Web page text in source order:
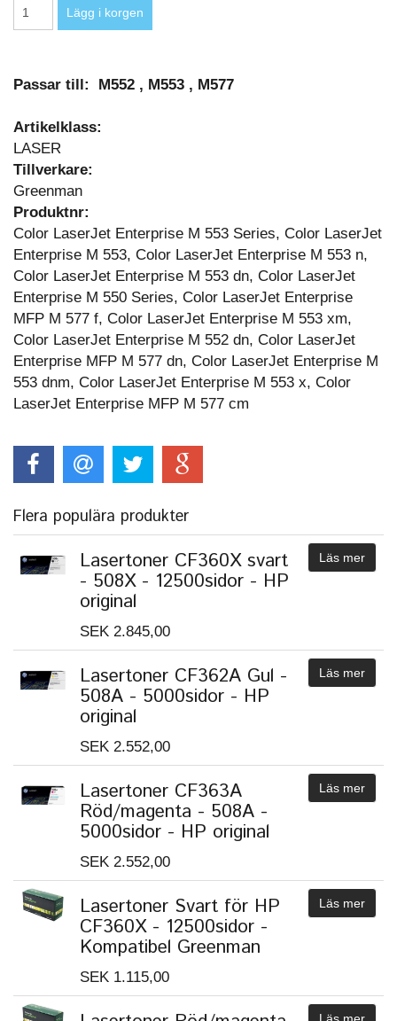
Passar till: M552 , M553 , M577
Artikelklass:
LASER
Tillverkare:
Greenman
Produktnr:
Color LaserJet Enterprise M 553 Series, Color LaserJet
Enterprise M 553, Color LaserJet Enterprise M 553 n,
Color LaserJet Enterprise M 553 dn, Color LaserJet
Enterprise M 550 Series, Color LaserJet Enterprise
MFP M 577 f, Color LaserJet Enterprise M 553 xm,
Color LaserJet Enterprise M 552 dn, Color LaserJet
Enterprise MFP M 577 dn, Color LaserJet Enterprise M
553 dnm, Color LaserJet Enterprise M 553 x, Color
LaserJet Enterprise MFP M 577 cm
Flera populära produkter
Lasertoner CF360X svart
- 508X - 12500sidor - HP
original
SEK 2.845,00
Läs mer
Lasertoner CF362A Gul -
508A - 5000sidor - HP
original
SEK 2.552,00
Läs mer
Lasertoner CF363A
Röd/magenta - 508A -
5000sidor - HP original
SEK 2.552,00
Läs mer
Lasertoner Svart för HP
CF360X - 12500sidor -
Kompatibel Greenman
SEK 1.115,00
Läs mer